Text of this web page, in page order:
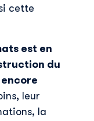
cette
est en
du
leur
la